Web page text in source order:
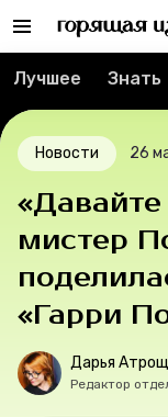
Реклама
Спецпроекты
Вакансии
Контакты
О проекте
Мерч
О компании
Лучшее Знать
Новости 26
мистер
«Гарри
Дарья
Редактор